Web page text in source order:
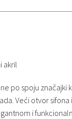
akril
po spoju značajki
Veći otvor sifona
i